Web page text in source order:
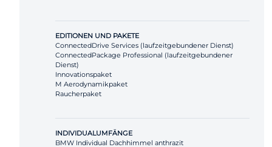
EDITIONEN UND PAKETE
ConnectedDrive Services (laufzeitgebundener Dienst)
ConnectedPackage Professional (laufzeitgebundener
Dienst)
Innovationspaket
M Aerodynamikpaket
Raucherpaket
INDIVIDUALUMFÄNGE
BMW Individual Dachhimmel anthrazit